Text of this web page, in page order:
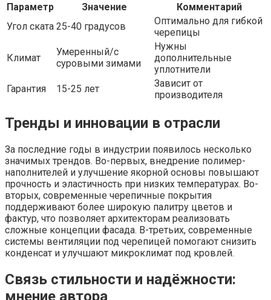
Параметр
Значение
Комментарий
Угол ската 25-40 градусов
Оптимально для гибкой
черепицы
Климат
Умеренный/с
суровыми зимами
Нужны
дополнительные
уплотнители
Гарантия
15-25 лет
Зависит от
производителя
Тренды и инновации в отрасли
За последние годы в индустрии появилось несколько
значимых трендов. Во-первых, внедрение полимер-
наполнителей и улучшение якорной основы повышают
прочность и эластичность при низких температурах. Во-
вторых, современные черепичные покрытия
поддерживают более широкую палитру цветов и
фактур, что позволяет архитекторам реализовать
сложные концепции фасада. В-третьих, современные
системы вентиляции под черепицей помогают снизить
конденсат и улучшают микроклимат под кровлей.
Связь стильности и надёжности:
мнение автора